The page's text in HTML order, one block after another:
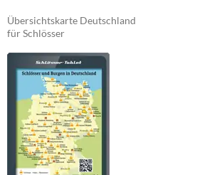
Übersichtskarte Deutschland
für Schlösser